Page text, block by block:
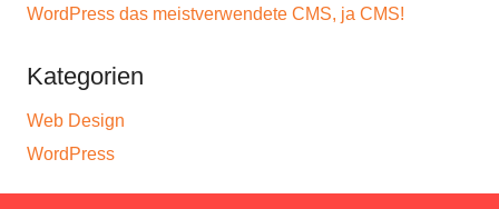
WordPress das meistverwendete CMS, ja CMS!
Kategorien
Web Design
WordPress